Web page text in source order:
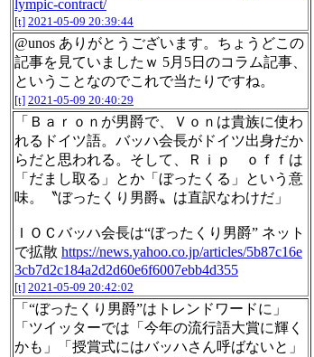
lympic-contract/
[t] 2021-05-09 20:39:44
@unos ありがとうございます。ちょうどこの
記事を見ていましたｗ 5月5日のコラム記事、
ということなのでこれで当たりですね。
[t] 2021-05-09 20:40:29
「Ｂａｒｏｎが男爵で、Ｖｏｎは貴族に使わ
れるドイツ語。バッハ会長がドイツ出身だか
らだと思われる。そして、Ｒｉｐ ｏｆｆは
「だまし取る」とか「ぼったくる」という意
味。〝ぼったくり男爵〟は直訳なわけだ」
ＩＯＣバッハ会長は“ぼったくり男爵” ネット
で拡散 https://news.yahoo.co.jp/articles/5b87c16e
3cb7d2c184a2d2d60e6f6007ebb4d355
[t] 2021-05-09 20:42:02
「“ぼったくり男爵”はトレンドワードに」
「ツイッターでは「今年の流行語大賞に輝く
かも」「授賞式にはバッハさん呼ばないと」